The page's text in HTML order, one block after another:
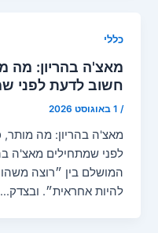
כללי
מאצ'ה בהריון: מה
חשוב לדעת לפני
/ 1 באוגוסט 2026
מאצ'ה בהריון: מה
לפני שמתחילים מאצ'ה
המושלם בין ״רוצה
להיות אחראית״.